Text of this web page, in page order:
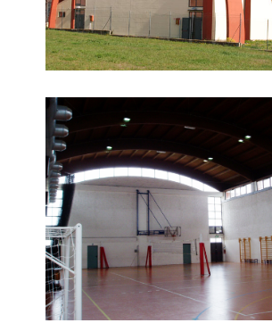
Palestra Istituto Alberghiero